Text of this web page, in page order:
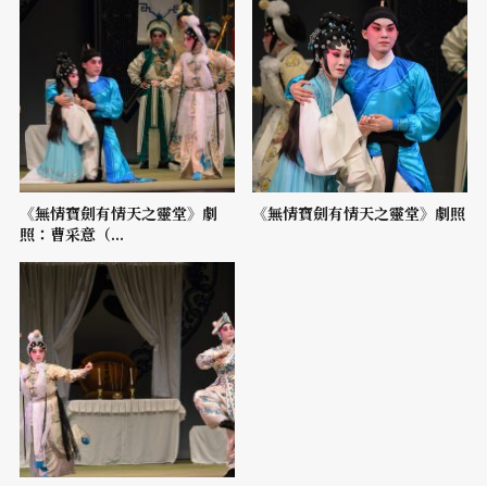
《無情寶劍有情天之靈堂》劇
照：曹采意（...
《無情寶劍有情天之靈堂》劇照